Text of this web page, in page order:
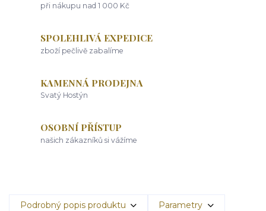
při nákupu nad 1 000 Kč
SPOLEHLIVÁ EXPEDICE
zboží pečlivě zabalíme
KAMENNÁ PRODEJNA
Svatý Hostýn
OSOBNÍ PŘÍSTUP
našich zákazníků si vážíme
Podrobný popis produktu Parametry